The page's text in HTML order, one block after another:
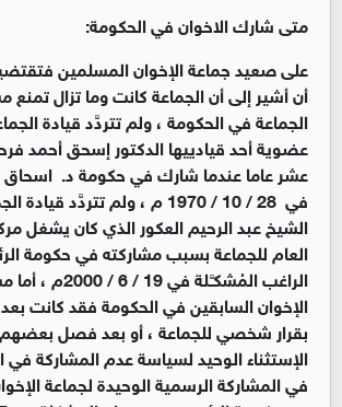
متى شارك الاخوان في الحكومة:
على صعيد جماعة الإخوان المسلمين
أن أشير إلى أن الجماعة كانت وما تزال تمنع
الجماعة في الحكومة ، ولم تتردَّد قيادة
عضوية أحد قيادييها الدكتور إسحق أحمد
عشر عاما عندما شارك في حكومة د. اسحاق
في 28 / 10 / 1970 م ، ولم تتردَّد
الشيخ عبد الرحيم العكور الذي كان يشغل
العام للجماعة بسبب مشاركته في حكومة
الراغب المُشكـَّـلة
الإخوان السابقين في الحكومة فقد كانت
بقرار شخصي للجماعة ، أو بعد فصل بعضهم
الإستثناء الوحيد لسياسة عدم المشاركة
في المشاركة الرسمية الوحيدة لجماعة